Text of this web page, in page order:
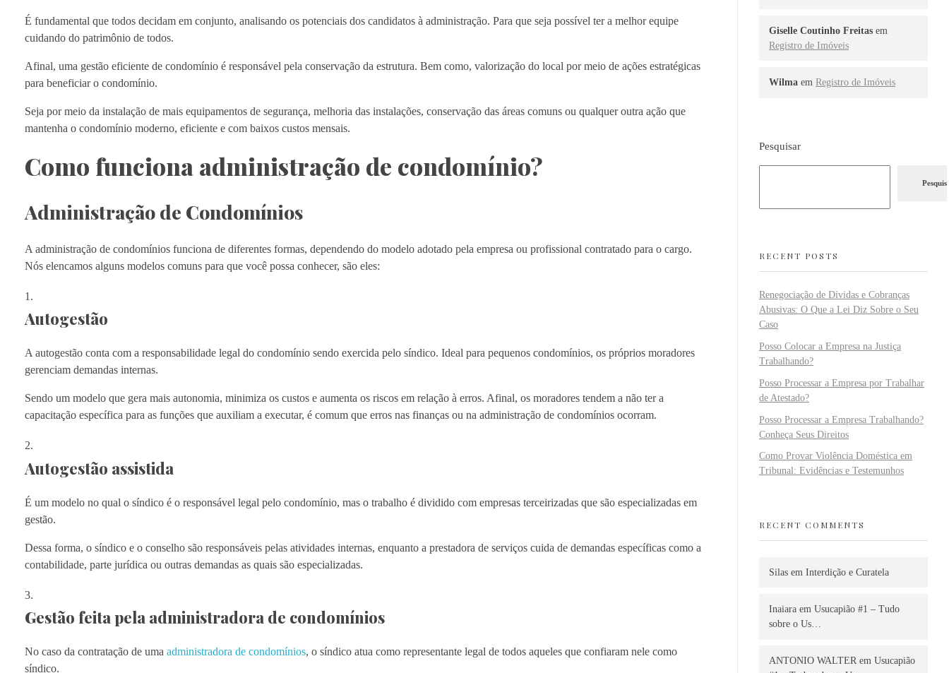
É fundamental que todos decidam em conjunto, analisando os potenciais dos candidatos à administração. Para que seja possível ter a melhor equipe
cuidando do patrimônio de todos.
Afinal, uma gestão eficiente de condomínio é responsável pela conservação da estrutura. Bem como, valorização do local por meio de ações estratégicas
para beneficiar o condomínio.
Seja por meio da instalação de mais equipamentos de segurança, melhoria das instalações, conservação das áreas comuns ou qualquer outra ação que
mantenha o condomínio moderno, eficiente e com baixos custos mensais.
Como funciona administração de condomínio?
Administração de Condomínios
A administração de condomínios funciona de diferentes formas, dependendo do modelo adotado pela empresa ou profissional contratado para o cargo.
Nós elencamos alguns modelos comuns para que você possa conhecer, são eles:
Autogestão
A autogestão conta com a responsabilidade legal do condomínio sendo exercida pelo síndico. Ideal para pequenos condomínios, os próprios moradores
gerenciam demandas internas.
Sendo um modelo que gera mais autonomia, minimiza os custos e aumenta os riscos em relação à erros. Afinal, os moradores tendem a não ter a
capacitação específica para as funções que auxiliam a executar, é comum que erros nas finanças ou na administração de condomínios ocorram.
Autogestão assistida
É um modelo no qual o síndico é o responsável legal pelo condomínio, mas o trabalho é dividido com empresas terceirizadas que são especializadas em
gestão.
Dessa forma, o síndico e o conselho são responsáveis pelas atividades internas, enquanto a prestadora de serviços cuida de demandas específicas como a
contabilidade, parte jurídica ou outras demandas as quais são especializadas.
Gestão feita pela administradora de condomínios
No caso da contratação de uma administradora de condomínios, o síndico atua como representante legal de todos aqueles que confiaram nele como
síndico.
Giselle Coutinho Freitas em
Registro de Imóveis
Wilma em Registro de Imóveis
Pesquisar
RECENT POSTS
Renegociação de Dívidas e Cobranças
Abusivas: O Que a Lei Diz Sobre o Seu
Caso
Posso Colocar a Empresa na Justiça
Trabalhando?
Posso Processar a Empresa por Trabalhar
de Atestado?
Posso Processar a Empresa Trabalhando?
Conheça Seus Direitos
Como Provar Violência Doméstica em
Tribunal: Evidências e Testemunhos
RECENT COMMENTS
Silas em Interdição e Curatela
Inaiara em Usucapião #1 – Tudo
sobre o Us…
ANTONIO WALTER em Usucapião